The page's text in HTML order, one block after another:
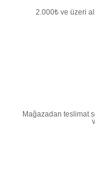
2.000₺ ve üzeri
Mağazadan teslimat